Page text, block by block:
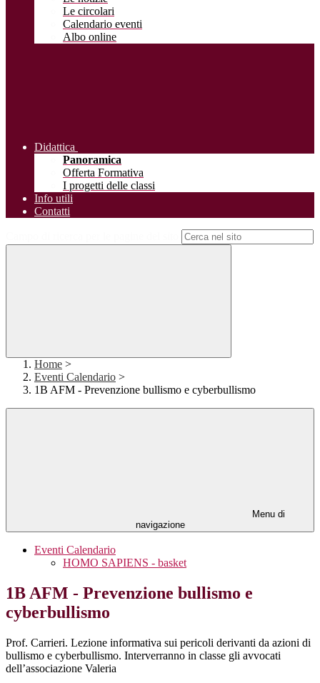
Le circolari
Calendario eventi
Albo online
Didattica
Panoramica
Offerta Formativa
I progetti delle classi
Info utili
Contatti
Home >
Eventi Calendario >
1B AFM - Prevenzione bullismo e cyberbullismo
Menu di
navigazione
Eventi Calendario
HOMO SAPIENS - basket
1B AFM - Prevenzione bullismo e
cyberbullismo
Prof. Carrieri. Lezione informativa sui pericoli derivanti da azioni di
bullismo e cyberbullismo. Interverranno in classe gli avvocati
dell’associazione Valeria